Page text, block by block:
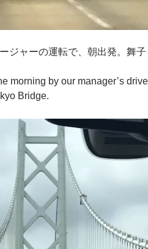
ジャーの運転で、朝出発。舞
morning by our manager’s
Bridge.